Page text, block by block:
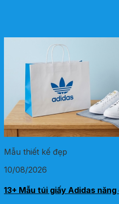
Mẫu thiết kế đẹp
10/08/2026
13+ Mẫu túi giấy Adidas